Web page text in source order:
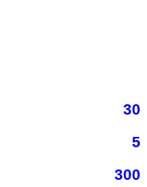
30
5
300